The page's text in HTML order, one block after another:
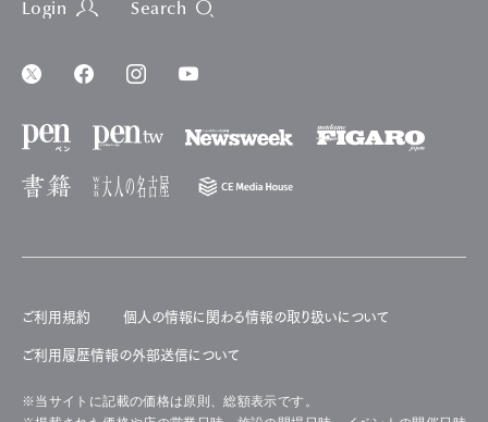
Login Search
ご利用規約 個人の情報に関わる情報の取り扱いについて
ご利用履歴情報の外部送信について
※当サイトに記載の価格は原則、総額表示です。